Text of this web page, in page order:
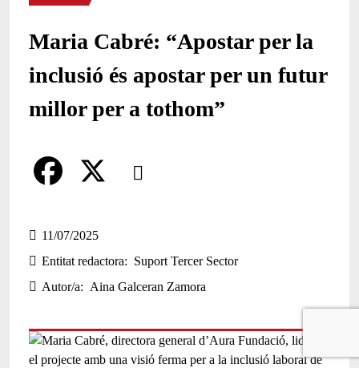
Maria Cabré: “Apostar per la
inclusió és apostar per un futur
millor per a tothom”
Comparteix
a
c
e
o
11/07/2025
Entitat redactora
Suport Tercer Sector
Autor/a
Aina Galceran Zamora